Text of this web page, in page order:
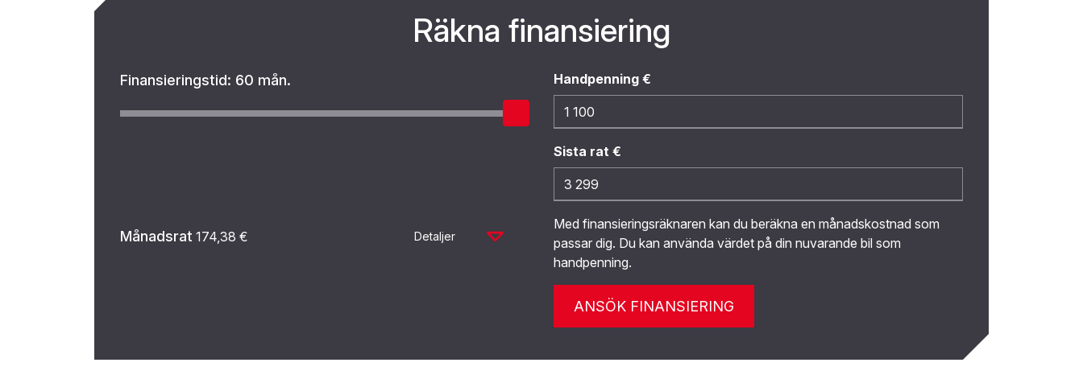
Räkna finansiering
Finansieringstid: 60 mån. Handpenning €
Sista rat €
Månadsrat 174,38 € Detaljer
Med finansieringsräknaren kan du beräkna en månadskostnad som
passar dig. Du kan använda värdet på din nuvarande bil som
handpenning.
ANSÖK FINANSIERING